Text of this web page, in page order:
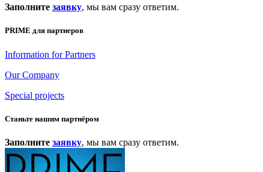
Заполните заявку, мы вам сразу ответим.
PRIME для партнеров
Information for Partners
Our Company
Special projects
Станьте нашим партнёром
Заполните заявку, мы вам сразу ответим.